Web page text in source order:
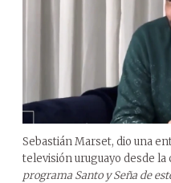
Sebastián Marset, dio una
televisión uruguayo desde la
programa Santo y Seña de